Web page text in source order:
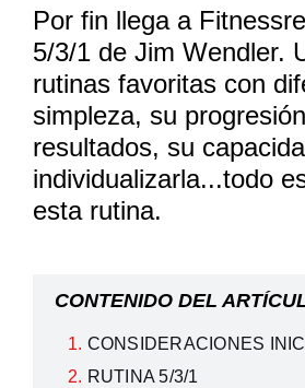
Por fin llega a
5/3/1 de Jim Wendler.
rutinas favoritas con
simpleza, su
resultados, su
individualizarla...todo
esta rutina.
CONTENIDO DEL
CONSIDERACIONES
RUTINA 5/3/1